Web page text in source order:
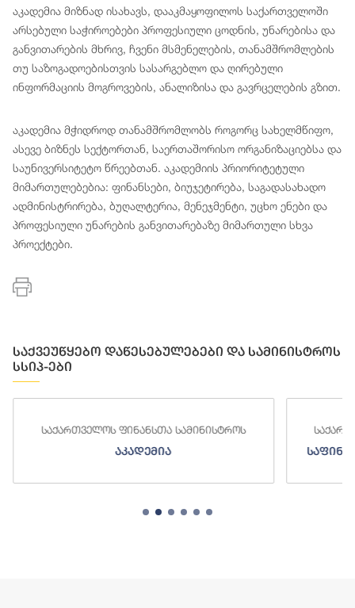
აკადემია მიზნად ისახავს, დააკმაყოფილოს საქართველოში
არსებული საჭიროებები პროფესიული ცოდნის, უნარებისა და
განვითარების მხრივ, ჩვენი მსმენელების, თანამშრომლების
თუ საზოგადოებისთვის სასარგებლო და ღირებული
ინფორმაციის მოგროვების, ანალიზისა და გავრცელების გზით.
აკადემია მჭიდროდ თანამშრომლობს როგორც სახელმწიფო,
ასევე ბიზნეს სექტორთან, საერთაშორისო ორგანიზაციებსა და
საუნივერსიტეტო წრეებთან. აკადემიის პრიორიტეტული
მიმართულებებია: ფინანსები, ბიუჯეტირება, საგადასახადო
ადმინისტრირება, ბუღალტერია, მენეჯმენტი, უცხო ენები და
პროფესიული უნარების განვითარებაზე მიმართული სხვა
პროექტები.
საქვეუწყებო დაწესებულებები და სამინისტროს
სსიპ-ები
საქართველოს ფინანსთა სამინისტროს
აკადემია